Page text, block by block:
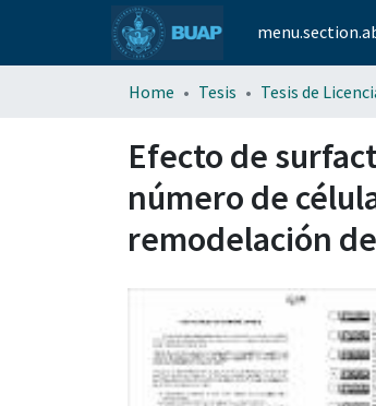
Home Tesis Tesis de
Efecto de
número de
remodelación